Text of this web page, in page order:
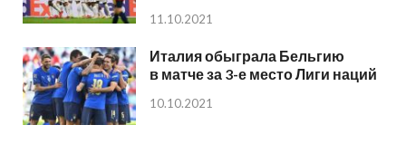
11.10.2021
Италия обыграла Бельгию
в матче за 3-е место Лиги наций
10.10.2021